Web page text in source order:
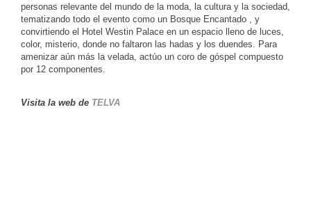
personas relevante del mundo de la moda, la cultura y la sociedad,
tematizando todo el evento como un Bosque Encantado , y
convirtiendo el Hotel Westin Palace en un espacio lleno de luces,
color, misterio, donde no faltaron las hadas y los duendes. Para
amenizar aún más la velada, actúo un coro de góspel compuesto
por 12 componentes.
Visita la web de TELVA